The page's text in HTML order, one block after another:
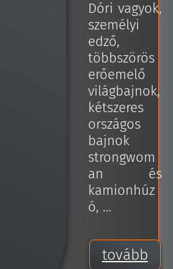
Dóri vagyok,
személyi
edző,
többszörös
erőemelő
világbajnok,
kétszeres
országos
bajnok
strongwom
an és
kamionhúz
ó, …
tovább